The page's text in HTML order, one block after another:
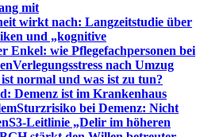
mit
wirkt nach: Langzeitstudie über
und „kognitive
Enkel: wie Pflegefachpersonen bei
Verlegungsstress nach Umzug
normal und was ist zu tun?
Demenz ist im Krankenhaus
Sturzrisiko bei Demenz: Nicht
S3-Leitlinie „Delir im höheren